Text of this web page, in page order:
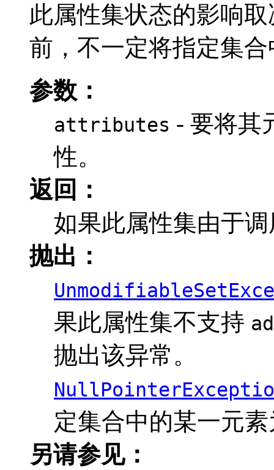
此属性集状态的影响
前，不一定将指定集
参数：
attributes - 要将其
性。
返回：
如果此属性集由于
抛出：
果此属性集不支持
抛出该异常。
定集合中的某一元
另请参见：